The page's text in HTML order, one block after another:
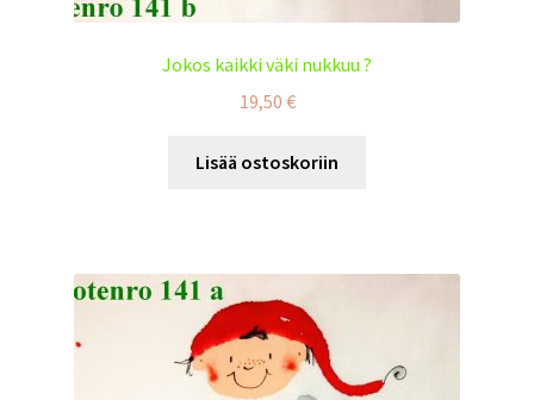
Jokos kaikki väki nukkuu ?
19,50 €
Lisää ostoskoriin